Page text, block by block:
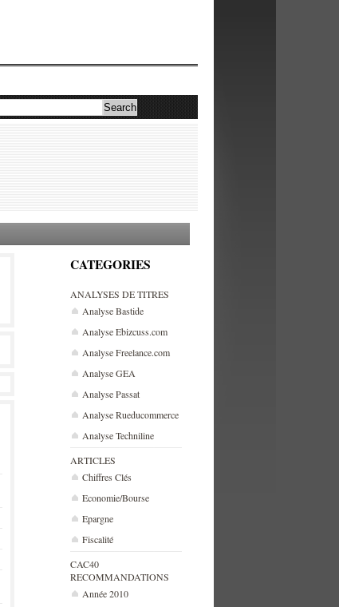
CATEGORIES
ANALYSES DE TITRES
Analyse Bastide
Analyse Ebizcuss.com
Analyse Freelance.com
Analyse GEA
Analyse Passat
Analyse Rueducommerce
Analyse Techniline
ARTICLES
Chiffres Clés
Economie/Bourse
Epargne
Fiscalité
CAC40
RECOMMANDATIONS
Année 2010